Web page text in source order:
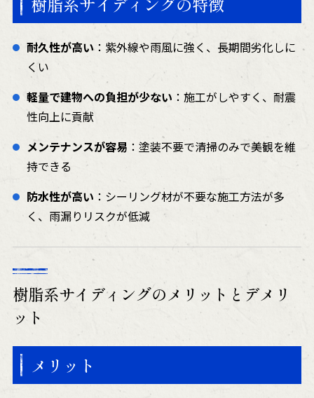
耐久性が高い：紫外線や雨風に強く、長期間劣化しに
くい
軽量で建物への負担が少ない ：施工がしやすく、耐震
性向上に貢献
メンテナンスが容易 ：塗装不要で清掃のみで美観を維
持できる
防水性が高い ：シーリング材が不要な施工方法が多
く、雨漏りリスクが低減
樹脂系サイディングのメリットとデメリ
ット
メリット